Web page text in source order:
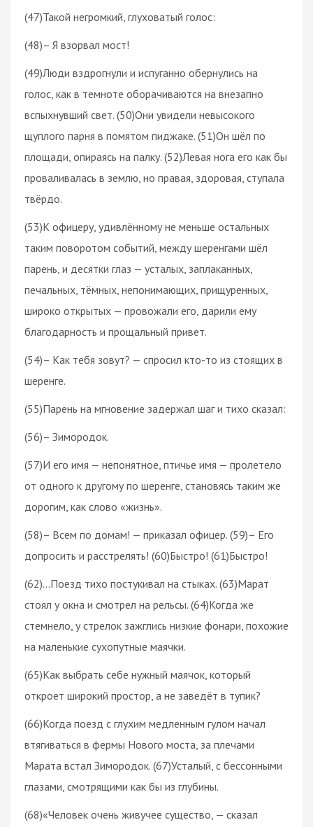
(47)Такой негромкий, глуховатый голос:
(48)– Я взорвал мост!
(49)Люди вздрогнули и испуганно обернулись на
голос, как в темноте оборачиваются на внезапно
вспыхнувший свет. (50)Они увидели невысокого
щуплого парня в помятом пиджаке. (51)Он шёл по
площади, опираясь на палку. (52)Левая нога его как бы
проваливалась в землю, но правая, здоровая, ступала
твёрдо.
(53)К офицеру, удивлённому не меньше остальных
таким поворотом событий, между шеренгами шёл
парень, и десятки глаз — усталых, заплаканных,
печальных, тёмных, непонимающих, прищуренных,
широко открытых — провожали его, дарили ему
благодарность и прощальный привет.
(54)– Как тебя зовут? — спросил кто-то из стоящих в
шеренге.
(55)Парень на мгновение задержал шаг и тихо сказал:
(56)– Зимородок.
(57)И его имя — непонятное, птичье имя — пролетело
от одного к другому по шеренге, становясь таким же
дорогим, как слово «жизнь».
(58)– Всем по домам! — приказал офицер. (59)– Его
допросить и расстрелять! (60)Быстро! (61)Быстро!
(62)…Поезд тихо постукивал на стыках. (63)Марат
стоял у окна и смотрел на рельсы. (64)Когда же
стемнело, у стрелок зажглись низкие фонари, похожие
на маленькие сухопутные маячки.
(65)Как выбрать себе нужный маячок, который
откроет широкий простор, а не заведёт в тупик?
(66)Когда поезд с глухим медленным гулом начал
втягиваться в фермы Нового моста, за плечами
Марата встал Зимородок. (67)Усталый, с бессонными
глазами, смотрящими как бы из глубины.
(68)«Человек очень живучее существо, — сказал